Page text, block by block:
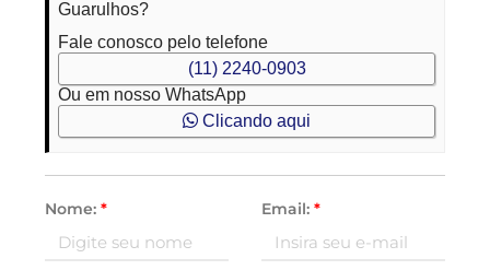
Guarulhos?
Fale conosco pelo telefone
(11) 2240-0903
Ou em nosso WhatsApp
Clicando aqui
Nome:* Email: *